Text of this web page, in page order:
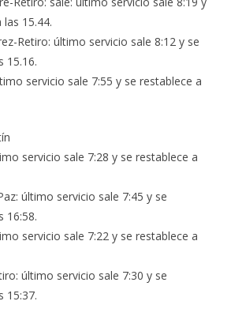
15.44.
Retiro: último servicio sale 8:12 y se
15.16.
servicio sale 7:55 y se restablece a
servicio sale 7:28 y se restablece a
último servicio sale 7:45 y se
16:58.
servicio sale 7:22 y se restablece a
último servicio sale 7:30 y se
15:37.